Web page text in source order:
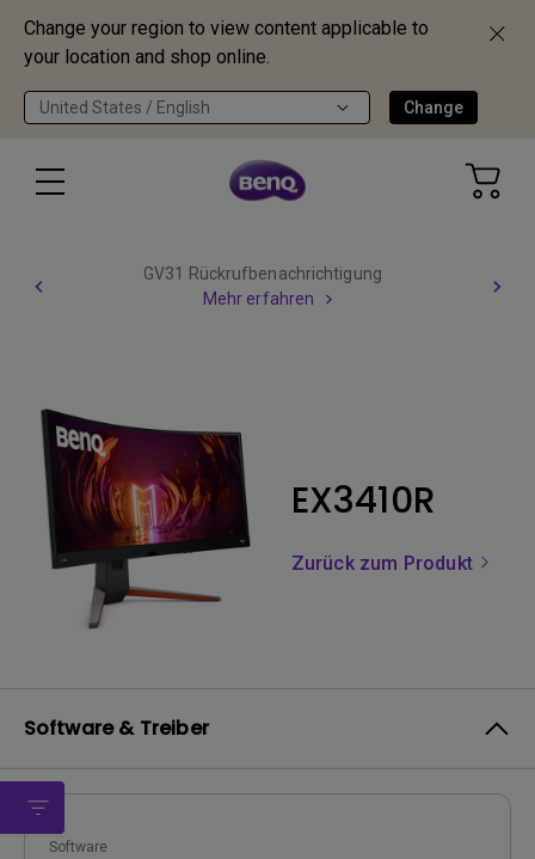
Change your region to view content applicable to
your location and shop online.
United States / English Change
GV31 Rückrufbenachrichtigung
Mehr erfahren
EX3410R
Zurück zum Produkt
Software & Treiber
Software